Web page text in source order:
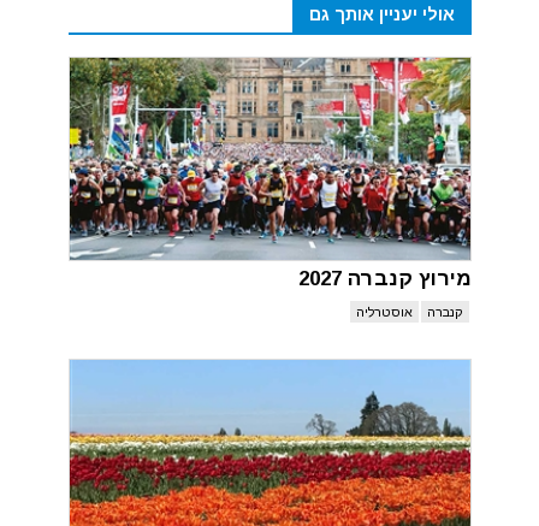
אולי יעניין אותך גם
מירוץ קנברה 2027
קנברה אוסטרליה